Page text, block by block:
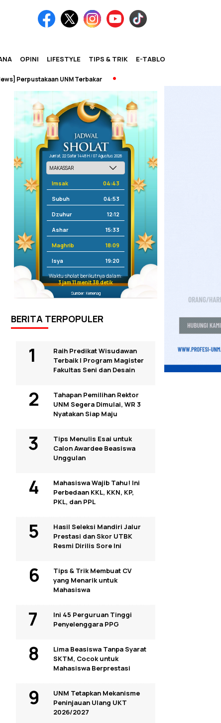
OPINI LIFESTYLE TIPS & TRIK E-TABLOID
UNM Terbakar
Jum'at, 22 Safar 1448 H / 07 Agustus 2026
Imsak 04:43
Subuh 04:53
Dzuhur 12:12
Ashar 15:33
Maghrib 18:09
Isya 19:20
Waktu sholat berikutnya dalam:
3 jam 11 menit 38 detik
Sumber: Kemenag
BERITA TERPOPULER
Raih Predikat Wisudawan
Terbaik I Program Magister
Fakultas Seni dan Desain
Tahapan Pemilihan Rektor
UNM Segera Dimulai, WR 3
Nyatakan Siap Maju
Tips Menulis Esai untuk
Calon Awardee Beasiswa
Unggulan
Mahasiswa Wajib Tahu! Ini
Perbedaan KKL, KKN, KP,
PKL, dan PPL
Hasil Seleksi Mandiri Jalur
Prestasi dan Skor UTBK
Resmi Dirilis Sore Ini
Tips & Trik Membuat CV
yang Menarik untuk
Mahasiswa
Ini 45 Perguruan Tinggi
Penyelenggara PPG
Lima Beasiswa Tanpa Syarat
SKTM, Cocok untuk
Mahasiswa Berprestasi
UNM Tetapkan Mekanisme
Peninjauan Ulang UKT
2026/2027